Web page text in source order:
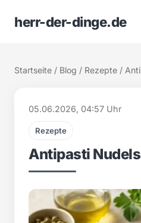
herr-der-dinge.de
Startseite / Blog / Rezepte /
05.06.2026, 04:57 Uhr
Rezepte
Antipasti